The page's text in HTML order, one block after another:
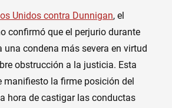
Unidos contra Dunnigan, el
confirmó que el perjurio durante
condena más severa en virtud
obstrucción a la justicia. Esta
manifiesto la firme posición del
hora de castigar las conductas